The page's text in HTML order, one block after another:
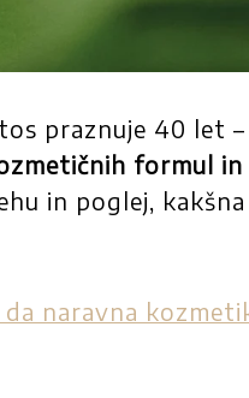
praznuje 40 let –
formul in
in poglej,
da naravna